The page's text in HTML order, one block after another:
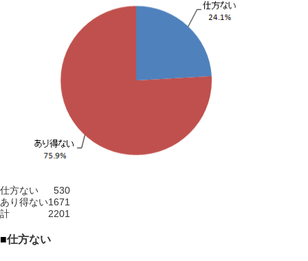
仕方ない
530
あり得ない1671
計
2201
■仕方ない